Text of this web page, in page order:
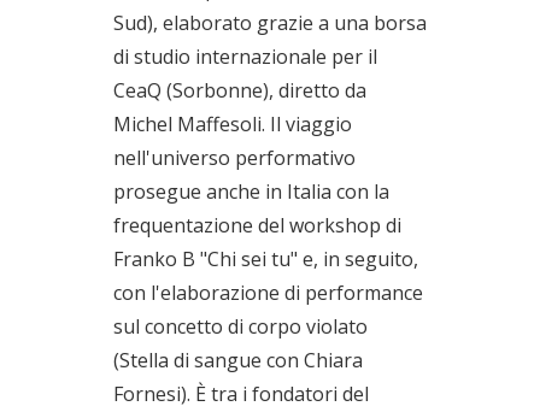
Sud), elaborato grazie a una borsa
di studio internazionale per il
CeaQ (Sorbonne), diretto da
Michel Maffesoli. Il viaggio
nell'universo performativo
prosegue anche in Italia con la
frequentazione del workshop di
Franko B "Chi sei tu" e, in seguito,
con l'elaborazione di performance
sul concetto di corpo violato
(Stella di sangue con Chiara
Fornesi). È tra i fondatori del